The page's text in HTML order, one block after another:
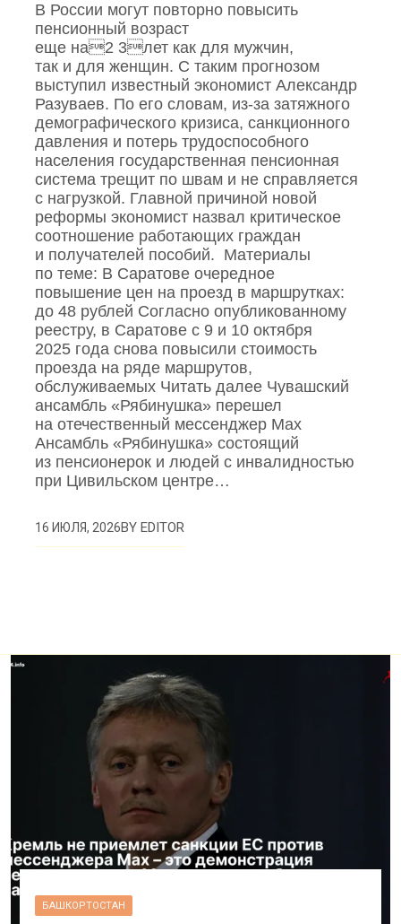
В России могут повторно повысить
пенсионный возраст
еще на2 3лет как для мужчин,
так и для женщин. С таким прогнозом
выступил известный экономист Александр
Разуваев. По его словам, из‑за затяжного
демографического кризиса, санкционного
давления и потерь трудоспособного
населения государственная пенсионная
система трещит по швам и не справляется
с нагрузкой. Главной причиной новой
реформы экономист назвал критическое
соотношение работающих граждан
и получателей пособий. Материалы
по теме: В Саратове очередное
повышение цен на проезд в маршрутках:
до 48 рублей Согласно опубликованному
реестру, в Саратове с 9 и 10 октября
2025 года снова повысили стоимость
проезда на ряде маршрутов,
обслуживаемых Читать далее Чувашский
ансамбль «Рябинушка» перешел
на отечественный мессенджер Max
Ансамбль «Рябинушка» состоящий
из пенсионерок и людей с инвалидностью
при Цивильском центре…
16 ИЮЛЯ, 2026BYEDITOR
БАШКОРТОСТАН